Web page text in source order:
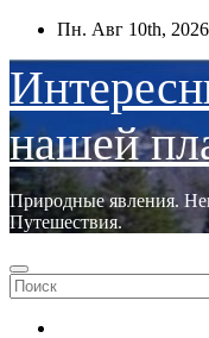
Перейти
содержимому
Пн. Авг 10th, 2026
нашей
Природные явления.
Путешествия.